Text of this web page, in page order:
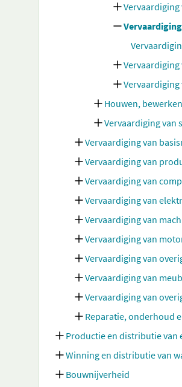
Vervaardiging
Houwen,
Vervaardiging van
Vervaardiging van
Vervaardiging van
Vervaardiging van
Vervaardiging van
Vervaardiging van
Vervaardiging van
Vervaardiging van
Vervaardiging van
Vervaardiging van
Reparatie, onderhoud
Productie en distributie van
Winning en distributie van
Bouwnijverheid